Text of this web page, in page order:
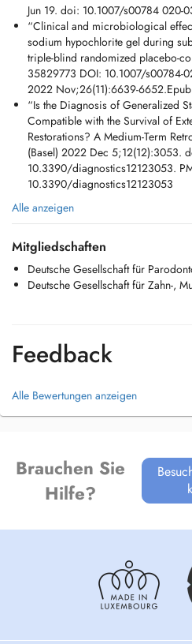
Jun 19. doi: 10.1007/s00784 020-
“Clinical and microbiological
sodium hypochlorite gel during
triple-blind randomized placebo-
35829773 DOI: 10.1007/s00784-
2022 Nov;26(11):6639-
“Is the Diagnosis of Generalized
Compatible with the Survival of
Restorations? A Medium-Term
(Basel) 2022 Dec 5;12(12):3053.
10.3390/diagnostics12123053.
10.3390/diagnostics12123053
Alle anzeigen
Mitgliedschaften
Deutsche Gesellschaft für
Deutsche Gesellschaft für Zahn-,
Feedback
Alle Bewertungen anzeigen
Brauchen Sie
Hilfe?